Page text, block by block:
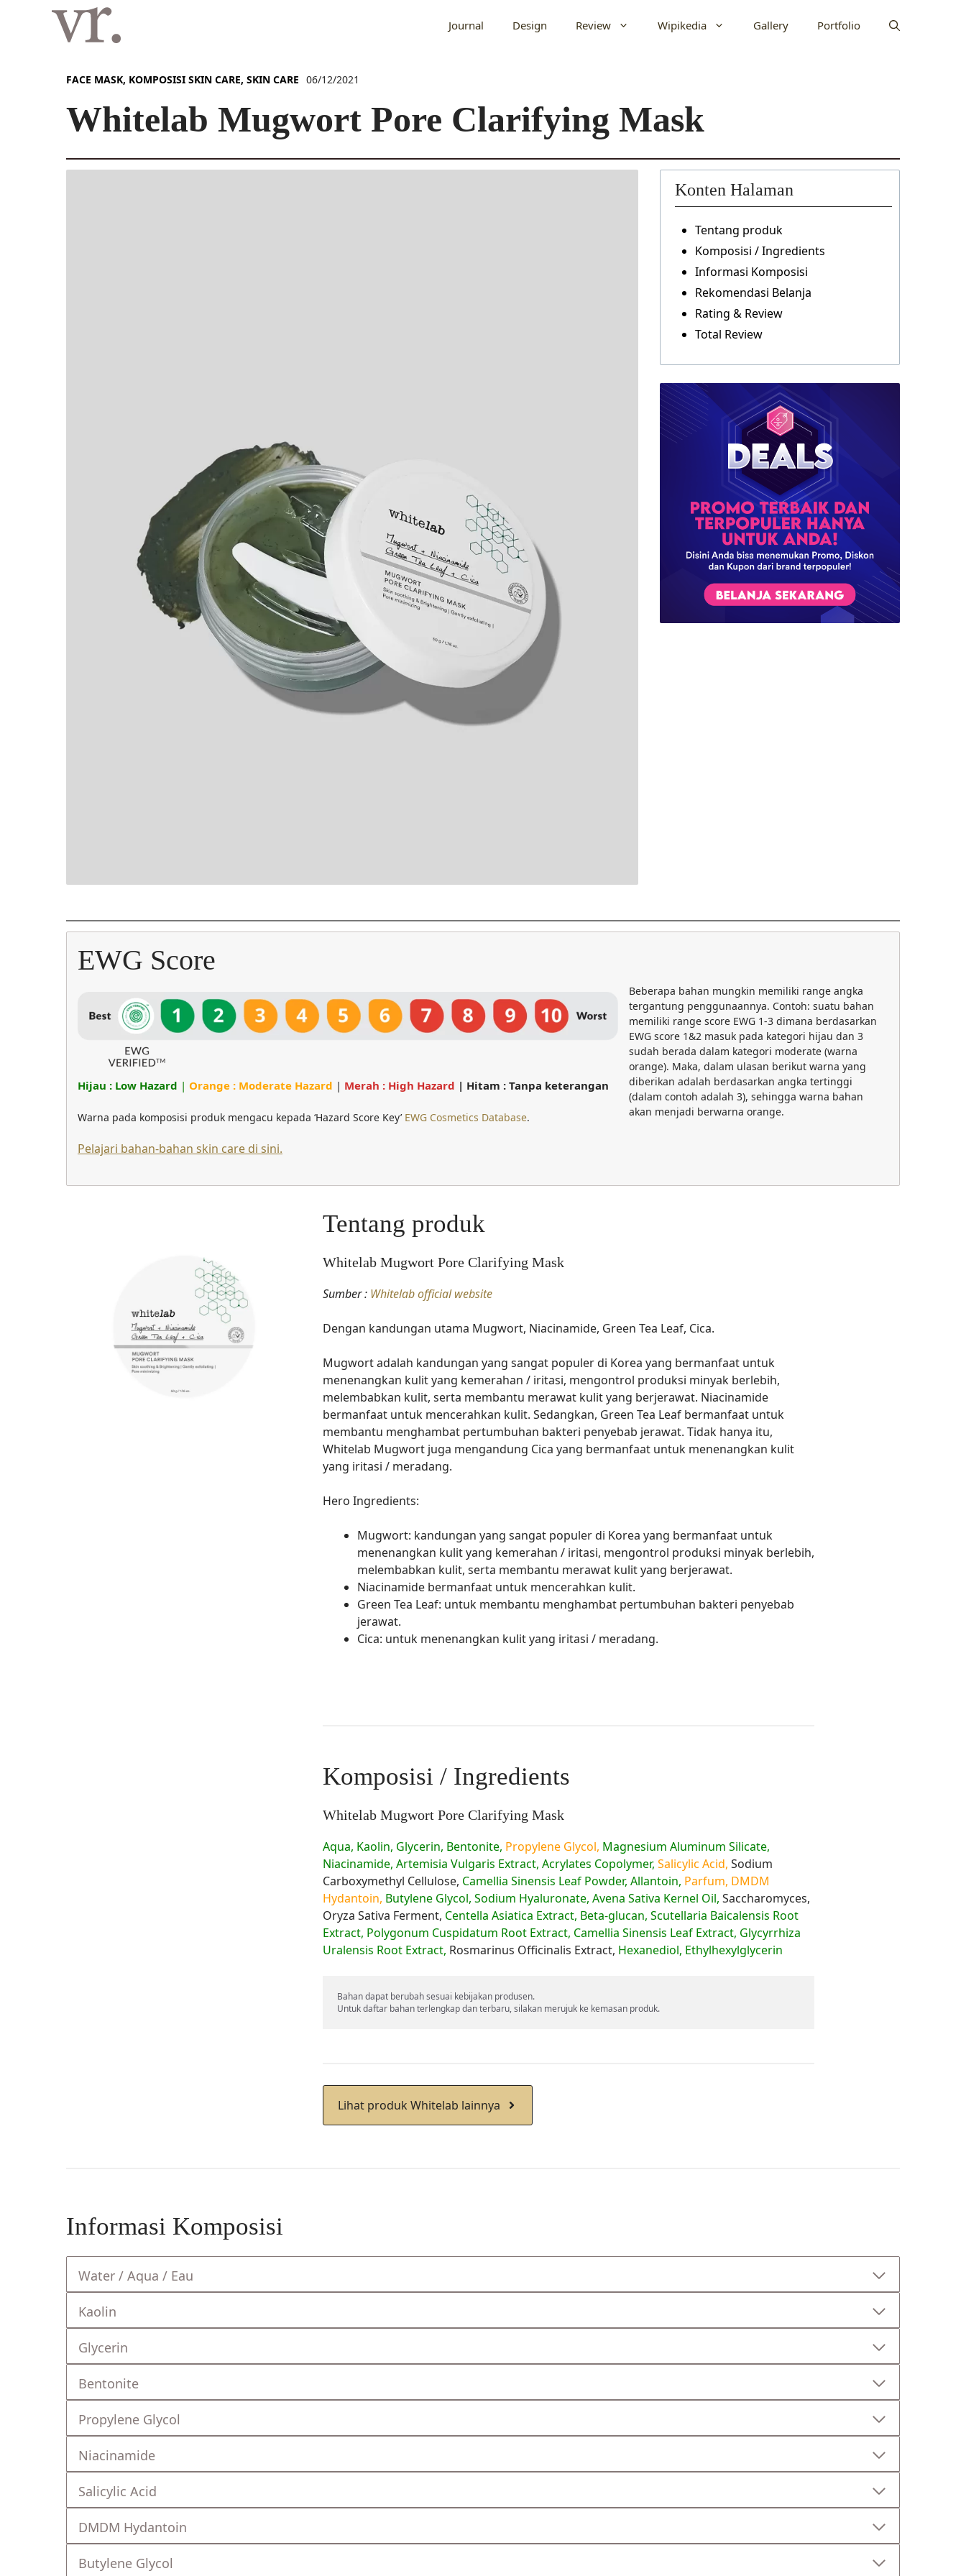
Langsung
Journal Design Review Wipikedia Gallery Portfolio
FACE MASK, KOMPOSISI SKIN CARE, SKIN CARE 06/12/2021
Whitelab Mugwort Pore Clarifying Mask
Konten Halaman
Tentang produk
Komposisi / Ingredients
Informasi Komposisi
Rekomendasi Belanja
Rating & Review
Total Review
EWG Score
Hijau : Low Hazard | Orange : Moderate Hazard | Merah : High Hazard | Hitam : Tanpa keterangan
Warna pada komposisi produk mengacu kepada ‘Hazard Score Key’ EWG Cosmetics Database.
Pelajari bahan-bahan skin care di sini.
Beberapa bahan mungkin memiliki range angka
tergantung penggunaannya. Contoh: suatu bahan
memiliki range score EWG 1-3 dimana berdasarkan
EWG score 1&2 masuk pada kategori hijau dan 3
sudah berada dalam kategori moderate (warna
orange). Maka, dalam ulasan berikut warna yang
diberikan adalah berdasarkan angka tertinggi
(dalam contoh adalah 3), sehingga warna bahan
akan menjadi berwarna orange.
Tentang produk
Whitelab Mugwort Pore Clarifying Mask
Sumber : Whitelab official website
Dengan kandungan utama Mugwort, Niacinamide, Green Tea Leaf, Cica.
Mugwort adalah kandungan yang sangat populer di Korea yang bermanfaat untuk
menenangkan kulit yang kemerahan / iritasi, mengontrol produksi minyak berlebih,
melembabkan kulit, serta membantu merawat kulit yang berjerawat. Niacinamide
bermanfaat untuk mencerahkan kulit. Sedangkan, Green Tea Leaf bermanfaat untuk
membantu menghambat pertumbuhan bakteri penyebab jerawat. Tidak hanya itu,
Whitelab Mugwort juga mengandung Cica yang bermanfaat untuk menenangkan kulit
yang iritasi / meradang.
Hero Ingredients:
Mugwort: kandungan yang sangat populer di Korea yang bermanfaat untuk
menenangkan kulit yang kemerahan / iritasi, mengontrol produksi minyak berlebih,
melembabkan kulit, serta membantu merawat kulit yang berjerawat.
Niacinamide bermanfaat untuk mencerahkan kulit.
Green Tea Leaf: untuk membantu menghambat pertumbuhan bakteri penyebab
jerawat.
Cica: untuk menenangkan kulit yang iritasi / meradang.
Komposisi / Ingredients
Whitelab Mugwort Pore Clarifying Mask
Aqua, Kaolin, Glycerin, Bentonite, Propylene Glycol, Magnesium Aluminum Silicate,
Niacinamide, Artemisia Vulgaris Extract, Acrylates Copolymer, Salicylic Acid, Sodium
Carboxymethyl Cellulose, Camellia Sinensis Leaf Powder, Allantoin, Parfum, DMDM
Hydantoin, Butylene Glycol, Sodium Hyaluronate, Avena Sativa Kernel Oil, Saccharomyces,
Oryza Sativa Ferment, Centella Asiatica Extract, Beta-glucan, Scutellaria Baicalensis Root
Extract, Polygonum Cuspidatum Root Extract, Camellia Sinensis Leaf Extract, Glycyrrhiza
Uralensis Root Extract, Rosmarinus Officinalis Extract, Hexanediol, Ethylhexylglycerin
Bahan dapat berubah sesuai kebijakan produsen.
Untuk daftar bahan terlengkap dan terbaru, silakan merujuk ke kemasan produk.
Lihat produk Whitelab lainnya
Informasi Komposisi
Water / Aqua / Eau
Kaolin
Glycerin
Bentonite
Propylene Glycol
Niacinamide
Salicylic Acid
DMDM Hydantoin
Butylene Glycol